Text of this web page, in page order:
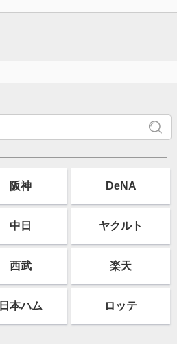
阪神 DeNA
中日 ヤクルト
西武 楽天
日本ハム ロッテ